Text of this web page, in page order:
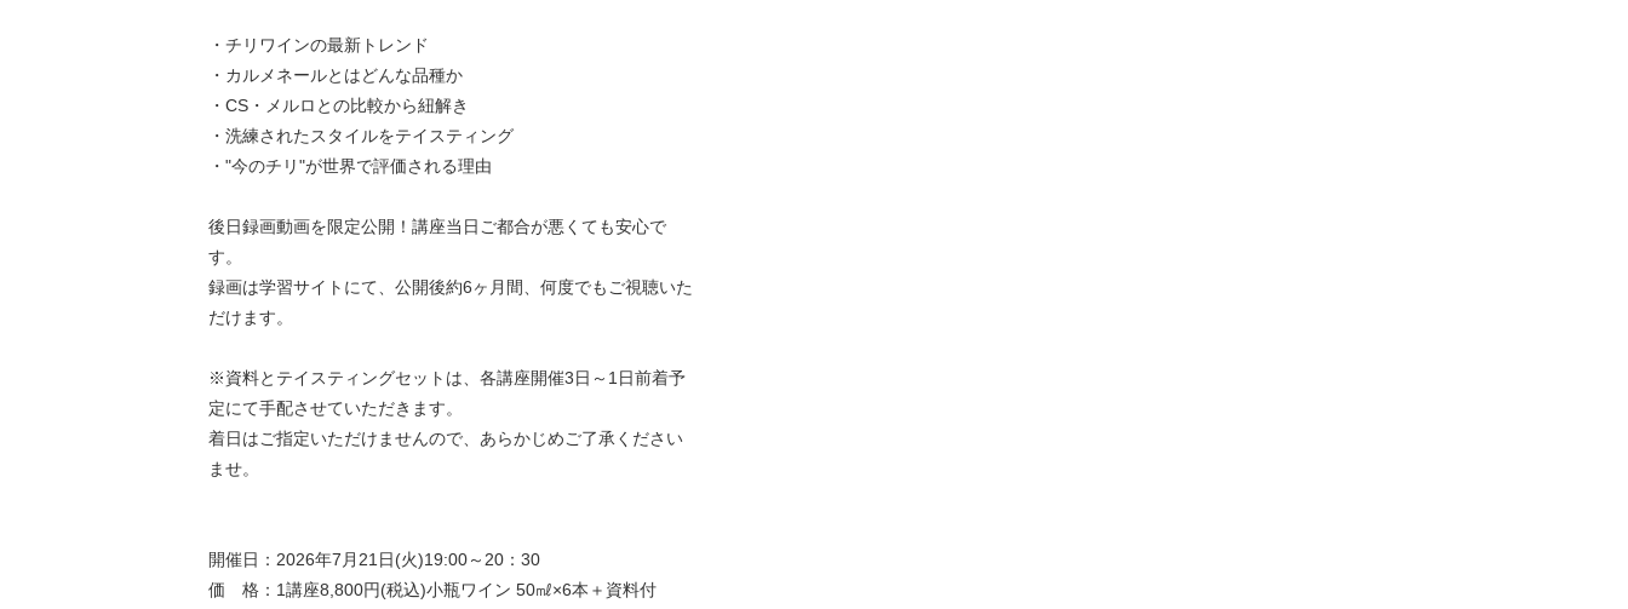
・チリワインの最新トレンド
・カルメネールとはどんな品種か
・CS・メルロとの比較から紐解き
・洗練されたスタイルをテイスティング
・"今のチリ"が世界で評価される理由
後日録画動画を限定公開！講座当日ご都合が悪くても安心で
す。
録画は学習サイトにて、公開後約6ヶ月間、何度でもご視聴いた
だけます。
※資料とテイスティングセットは、各講座開催3日～1日前着予
定にて手配させていただきます。
着日はご指定いただけませんので、あらかじめご了承ください
ませ。
開催日：2026年7月21日(火)19:00～20：30
価 格：1講座8,800円(税込)小瓶ワイン 50㎖×6本＋資料付